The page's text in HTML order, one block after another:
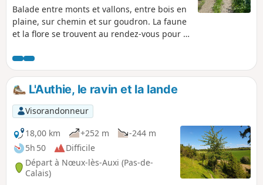
Balade entre monts et vallons, entre bois en
plaine, sur chemin et sur goudron. La faune
et la flore se trouvent au rendez-vous pour le
grimpettes mais rien d'insurmontable.
L'Authie, le ravin et la lande
Visorandonneur
18,00 km
+252 m
-244 m
5h 50
Difficile
Départ à Nœux-lès-Auxi (Pas-de-
Calais)